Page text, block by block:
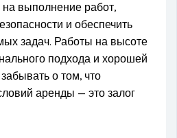
выполнение работ,
и обеспечить
задач. Работы на высоте
подхода и хорошей
о том, что
аренды — это залог